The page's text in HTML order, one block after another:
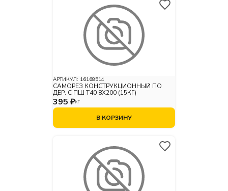
АРТИКУЛ: 16168514
САМОРЕЗ КОНСТРУКЦИОННЫЙ ПО
ДЕР. С ПШ Т40 8Х200 (15КГ)
395 ₽КГ
В КОРЗИНУ